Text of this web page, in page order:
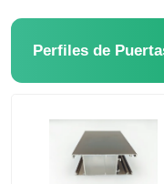
perfiles de
Profiles de
Perfiles de